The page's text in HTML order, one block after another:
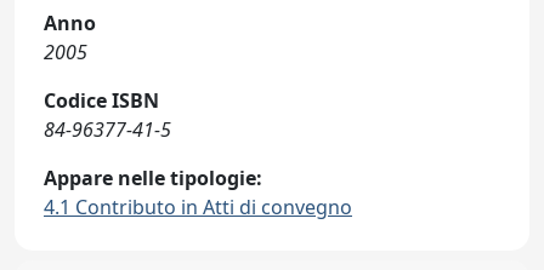
Anno
2005
Codice ISBN
84-96377-41-5
Appare nelle tipologie:
4.1 Contributo in Atti di convegno